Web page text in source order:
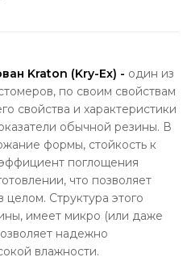
Kraton (Kry-Ex) - один из
по своим свойствам
свойства и характеристики
обычной резины. В
формы, стойкость к
поглощения
что позволяет
Структура этого
имеет микро (или даже
надежно
влажности.